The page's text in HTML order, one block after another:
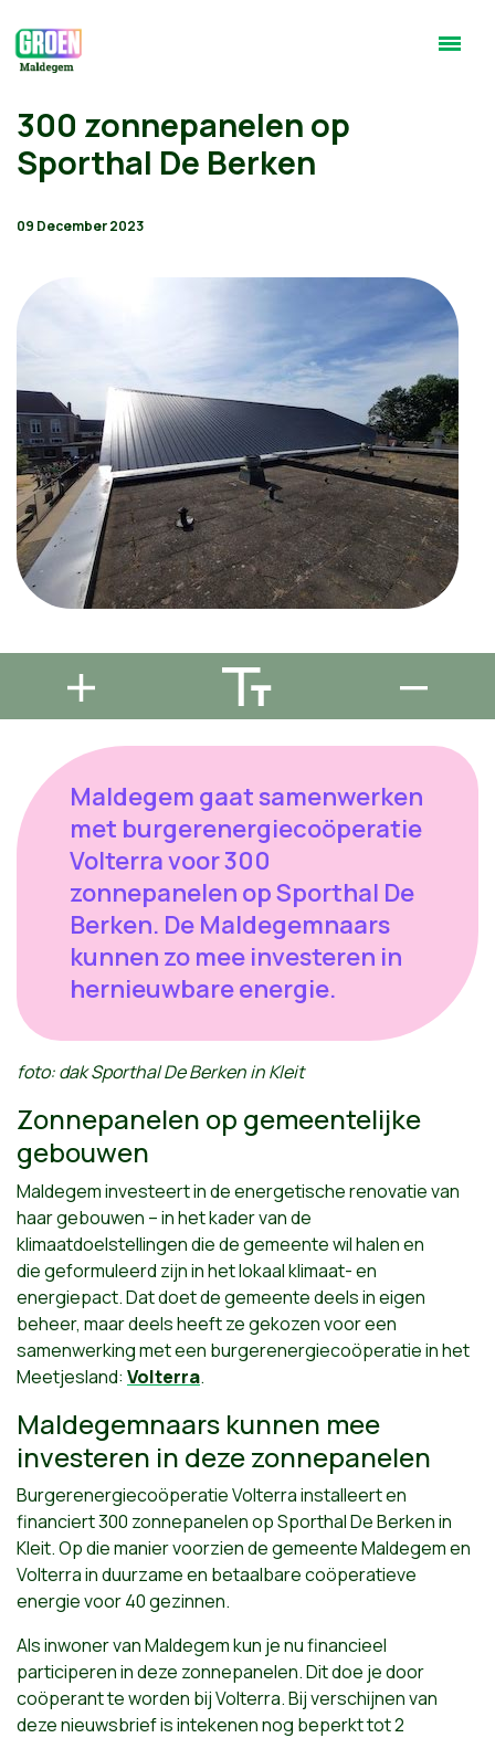
300 zonnepanelen op
Sporthal De Berken
09 December 2023
Maldegem gaat samenwerken
met burgerenergiecoöperatie
Volterra voor 300
zonnepanelen op Sporthal De
Berken. De Maldegemnaars
kunnen zo mee investeren in
hernieuwbare energie.
foto: dak Sporthal De Berken in Kleit
Zonnepanelen op gemeentelijke
gebouwen
Maldegem investeert in de energetische renovatie van
haar gebouwen – in het kader van de
klimaatdoelstellingen die de gemeente wil halen en
die geformuleerd zijn in het lokaal klimaat- en
energiepact. Dat doet de gemeente deels in eigen
beheer, maar deels heeft ze gekozen voor een
samenwerking met een burgerenergiecoöperatie in het
Meetjesland: Volterra.
Maldegemnaars kunnen mee
investeren in deze zonnepanelen
Burgerenergiecoöperatie Volterra installeert en
financiert 300 zonnepanelen op Sporthal De Berken in
Kleit. Op die manier voorzien de gemeente Maldegem en
Volterra in duurzame en betaalbare coöperatieve
energie voor 40 gezinnen.
Als inwoner van Maldegem kun je nu financieel
participeren in deze zonnepanelen. Dit doe je door
coöperant te worden bij Volterra. Bij verschijnen van
deze nieuwsbrief is intekenen nog beperkt tot 2